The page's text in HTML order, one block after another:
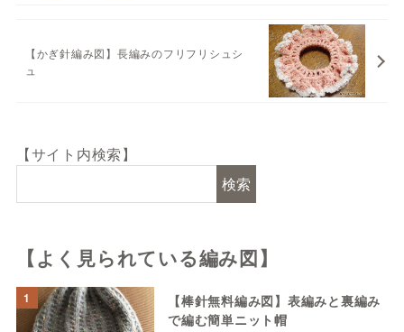
【かぎ針編み図】長編みのフリフリシュシ
ュ
【サイト内検索】
検索
【よく見られている編み図】
1
【棒針無料編み図】表編みと裏編み
で編む簡単ニット帽